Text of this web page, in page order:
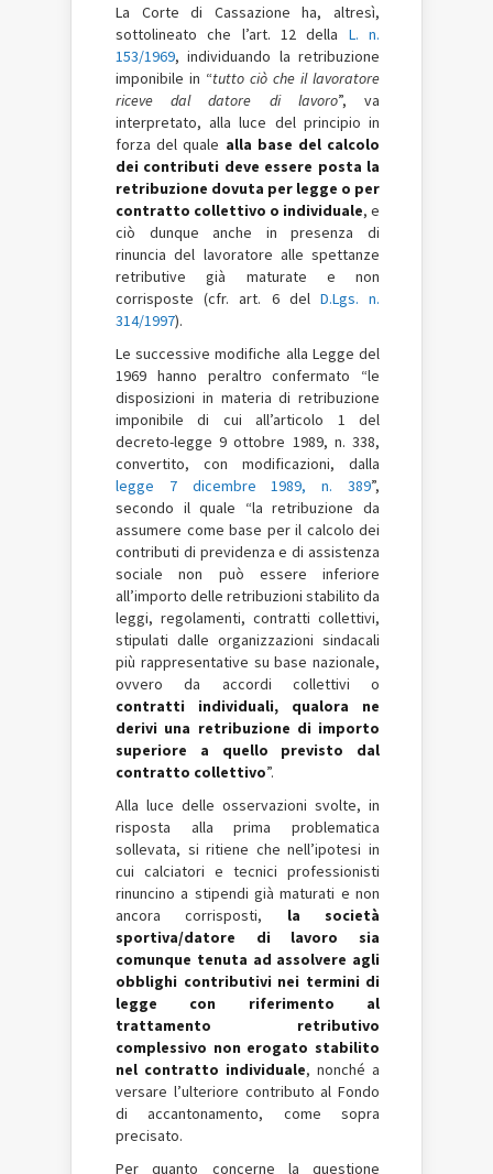
La Corte di Cassazione ha, altresì,
sottolineato che l’art. 12 della L. n.
153/1969, individuando la retribuzione
imponibile in “tutto ciò che il lavoratore
riceve dal datore di lavoro”, va
interpretato, alla luce del principio in
forza del quale alla base del calcolo
dei contributi deve essere posta la
retribuzione dovuta per legge o per
contratto collettivo o individuale, e
ciò dunque anche in presenza di
rinuncia del lavoratore alle spettanze
retributive già maturate e non
corrisposte (cfr. art. 6 del D.Lgs. n.
314/1997).
Le successive modifiche alla Legge del
1969 hanno peraltro confermato “le
disposizioni in materia di retribuzione
imponibile di cui all’articolo 1 del
decreto-legge 9 ottobre 1989, n. 338,
convertito, con modificazioni, dalla
legge 7 dicembre 1989, n. 389”,
secondo il quale “la retribuzione da
assumere come base per il calcolo dei
contributi di previdenza e di assistenza
sociale non può essere inferiore
all’importo delle retribuzioni stabilito da
leggi, regolamenti, contratti collettivi,
stipulati dalle organizzazioni sindacali
più rappresentative su base nazionale,
ovvero da accordi collettivi o
contratti individuali, qualora ne
derivi una retribuzione di importo
superiore a quello previsto dal
contratto collettivo”.
Alla luce delle osservazioni svolte, in
risposta alla prima problematica
sollevata, si ritiene che nell’ipotesi in
cui calciatori e tecnici professionisti
rinuncino a stipendi già maturati e non
ancora corrisposti, la società
sportiva/datore di lavoro sia
comunque tenuta ad assolvere agli
obblighi contributivi nei termini di
legge con riferimento al
trattamento retributivo
complessivo non erogato stabilito
nel contratto individuale, nonché a
versare l’ulteriore contributo al Fondo
di accantonamento, come sopra
precisato.
Per quanto concerne la questione